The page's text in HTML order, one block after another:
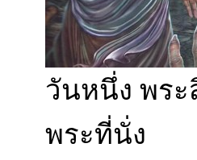
วันหนึ่ง พระ
พระที่นั่ง